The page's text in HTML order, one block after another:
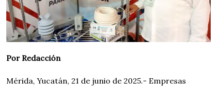
Por Redacción
Mérida, Yucatán, 21 de junio de 2025.- Empresas